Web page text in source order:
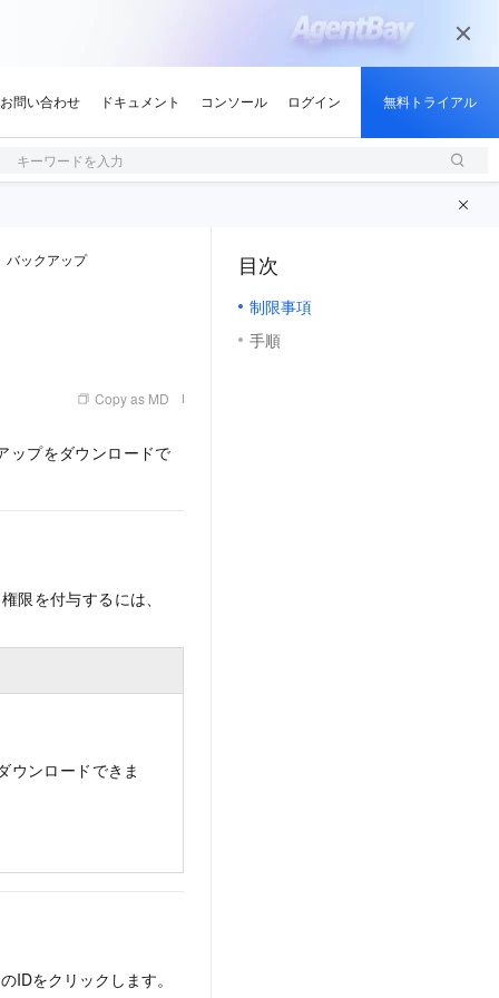
キーワードを入力
バックアップ
Copy as MD
ップをダウンロードで
限を付与するには、
ウンロードできま
IDをクリックします。
目次
制限事項
手順